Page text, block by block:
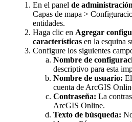
En el panel de administración
Capas de mapa >
entidades.
Haga clic en Agregar
características en la esquina
Configure los siguientes
Nombre de
descriptivo para esta
Nombre de usuario: El
cuenta de ArcGIS
Contraseña: La
ArcGIS Online.
Texto de búsqueda: